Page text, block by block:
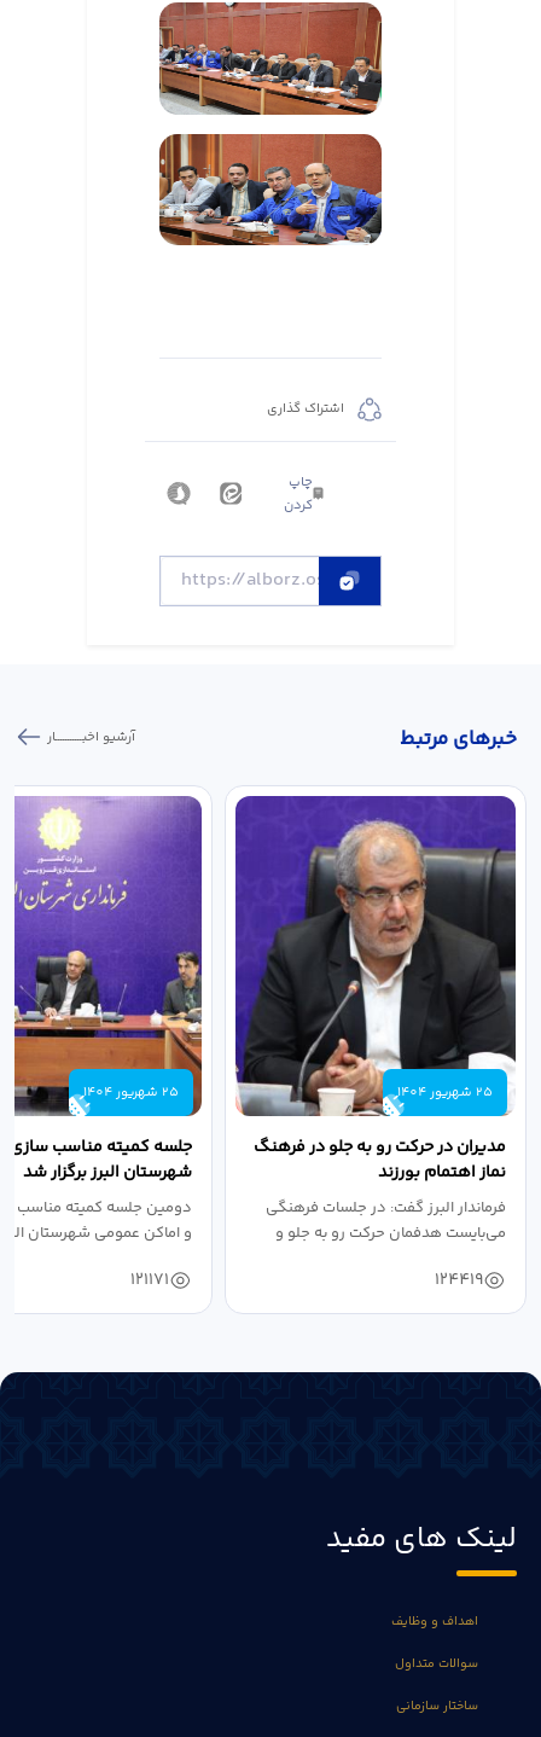
اشتراک گذاری
چاپ
کردن
خبر‌های مرتبط آرشیو اخبـــــــــــار
25 شهریور 1404
مدیران در حرکت رو به جلو در فرهنگ
نماز اهتمام بورزند
فرماندار البرز گفت: در جلسات فرهنگی
می‌بایست هدفمان حرکت رو به جلو و
124419
25 شهریور 1404
جلسه کمیته مناسب سازی
شهرستان البرز برگزار شد
دومین جلسه کمیته مناسب
و اماکن عمومی شهرستان
121171
لینک های مفید
اهداف و وظایف
سوالات متداول
ساختار سازمانی